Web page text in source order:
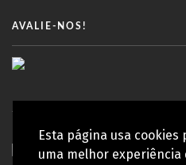
Esta página usa cookies
uma melhor experiência
AVALIE-NOS!